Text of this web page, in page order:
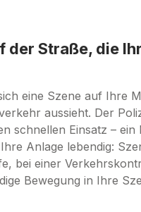
der Straße, die
eine Szene auf Ihre
aussieht. Der
Einsatz – ein
Anlage lebendig:
bei einer
Bewegung in Ihre